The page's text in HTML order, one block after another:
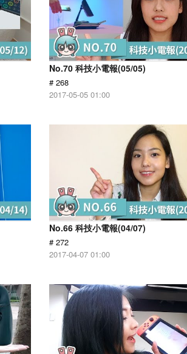
No.70 科技小電報(05/05)
# 268
2017-05-05 01:00
No.66 科技小電報(04/07)
# 272
2017-04-07 01:00